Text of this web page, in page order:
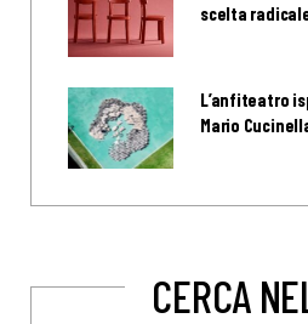
scelta
L’anfiteatro
Mario
CERCA